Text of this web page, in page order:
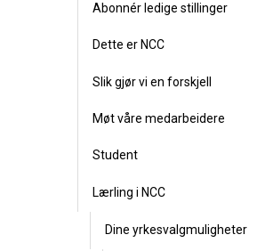
Abonnér ledige stillinger
Dette er NCC
Slik gjør vi en forskjell
Møt våre medarbeidere
Student
Lærling i NCC
Dine yrkesvalgmuligheter